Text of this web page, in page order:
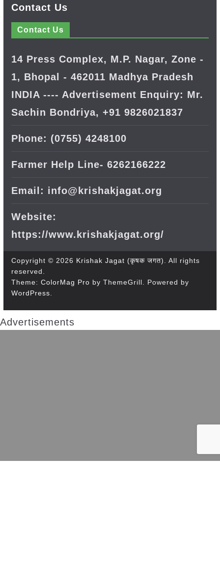
Contact Us
Contact Us
14 Press Complex, M.P. Nagar, Zone -
1, Bhopal - 462011 Madhya Pradesh
INDIA ---- Advertisement Enquiry: Mr.
Sachin Bondriya, +91 9826021837
Phone: (0755) 4248100
Farmer Help Line- 6262166222
Email: info@krishakjagat.org
Website:
https://www.krishakjagat.org/
Copyright © 2026 Krishak Jagat (कृषक जगत)
. All rights
reserved.
Theme: ColorMag Pro by ThemeGrill. Powered by
WordPress
Advertisements